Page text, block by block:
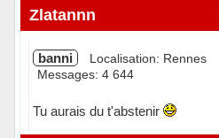
Hors ligne
Zlatannn
banni Localisation: Rennes
Messages: 4 644
Tu aurais du t'abstenir